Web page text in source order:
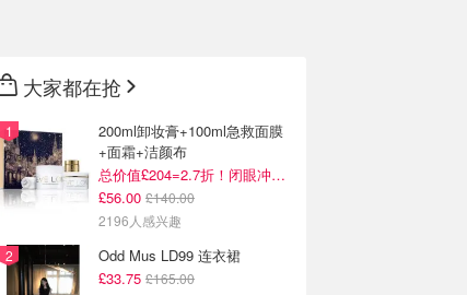
大家都在抢
200ml卸妆膏+100ml急救面膜
+面霜+洁颜布
总价值£204=2.7折！闭眼冲这套！
£56.00 £140.00
2196人感兴趣
Odd Mus LD99 连衣裙
£33.75 £165.00